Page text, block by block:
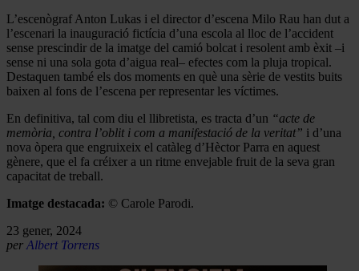
L’escenògraf Anton Lukas i el director d’escena Milo Rau han dut a
l’escenari la inauguració fictícia d’una escola al lloc de l’accident
sense prescindir de la imatge del camió bolcat i resolent amb èxit –i
sense ni una sola gota d’aigua real– efectes com la pluja tropical.
Destaquen també els dos moments en què una sèrie de vestits buits
baixen al fons de l’escena per representar les víctimes.
En definitiva, tal com diu el llibretista, es tracta d’un “acte de
memòria, contra l’oblit i com a manifestació de la veritat” i d’una
nova òpera que engruixeix el catàleg d’Hèctor Parra en aquest
gènere, que el fa créixer a un ritme envejable fruit de la seva gran
capacitat de treball.
Imatge destacada: © Carole Parodi.
23 gener, 2024
per Albert Torrens